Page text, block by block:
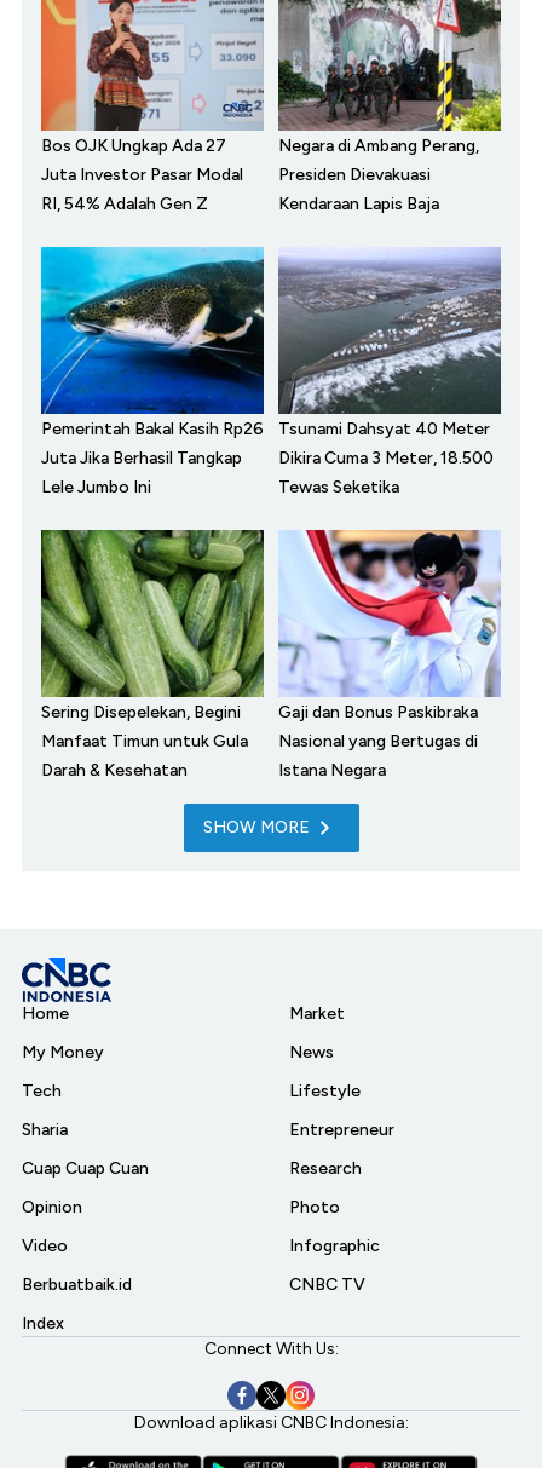
Bos OJK Ungkap Ada 27
Juta Investor Pasar Modal
RI, 54% Adalah Gen Z
Negara di Ambang Perang,
Presiden Dievakuasi
Kendaraan Lapis Baja
Pemerintah Bakal Kasih Rp26
Juta Jika Berhasil Tangkap
Lele Jumbo Ini
Tsunami Dahsyat 40 Meter
Dikira Cuma 3 Meter, 18.500
Tewas Seketika
Sering Disepelekan, Begini
Manfaat Timun untuk Gula
Darah & Kesehatan
Gaji dan Bonus Paskibraka
Nasional yang Bertugas di
Istana Negara
SHOW MORE
Home
My Money
Tech
Sharia
Cuap Cuap Cuan
Opinion
Video
Berbuatbaik.id
Index
Market
News
Lifestyle
Entrepreneur
Research
Photo
Infographic
CNBC TV
Connect With Us:
Download aplikasi CNBC Indonesia: